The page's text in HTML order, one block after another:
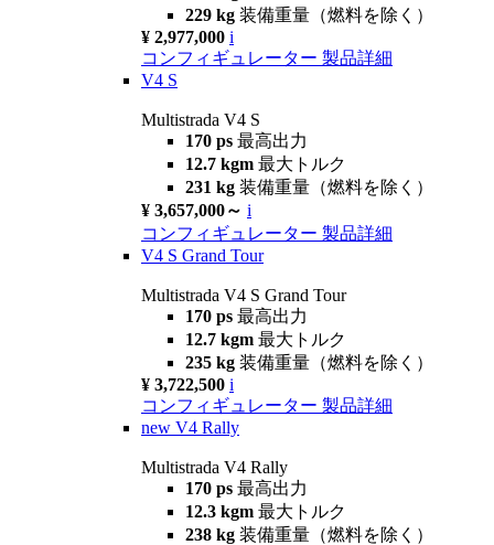
229 kg 装備重量（燃料を除く）
¥ 2,977,000 i
コンフィギュレーター 製品詳細
V4 S
Multistrada V4 S
170 ps 最高出力
12.7 kgm 最大トルク
231 kg 装備重量（燃料を除く）
¥ 3,657,000～ i
コンフィギュレーター 製品詳細
V4 S Grand Tour
Multistrada V4 S Grand Tour
170 ps 最高出力
12.7 kgm 最大トルク
235 kg 装備重量（燃料を除く）
¥ 3,722,500 i
コンフィギュレーター 製品詳細
new V4 Rally
Multistrada V4 Rally
170 ps 最高出力
12.3 kgm 最大トルク
238 kg 装備重量（燃料を除く）